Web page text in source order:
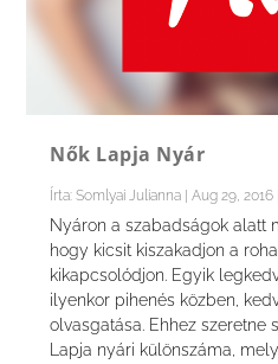
Nők Lapja Nyár
Írta:Somlyai Julianna |Aug 29, 2016
Nyáron a szabadságok alatt
hogy kicsit kiszakadjon a
kikapcsolódjon. Egyik
ilyenkor pihenés közben,
olvasgatása. Ehhez szeretne
Lapja nyári különszáma,